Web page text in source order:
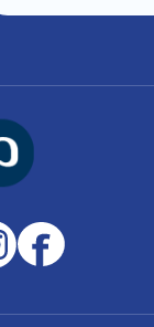
מועדון מטרנה